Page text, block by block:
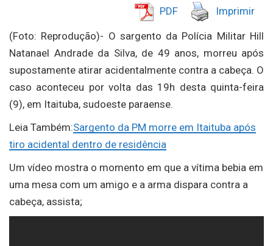
PDF Imprimir
(Foto: Reprodução)- O sargento da Polícia Militar Hill
Natanael Andrade da Silva, de 49 anos, morreu após
supostamente atirar acidentalmente contra a cabeça. O
caso aconteceu por volta das 19h desta quinta-feira
(9), em Itaituba, sudoeste paraense.
Leia Também:Sargento da PM morre em Itaituba após
tiro acidental dentro de residência
Um vídeo mostra o momento em que a vítima bebia em
uma mesa com um amigo e a arma dispara contra a
cabeça, assista;